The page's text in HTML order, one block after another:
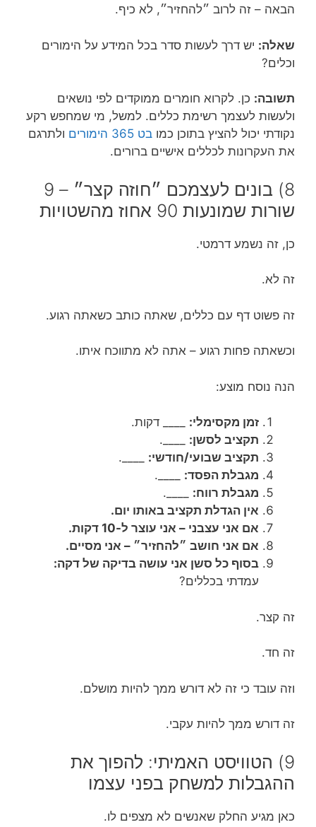
הבאה – זה לרוב ״להחזיר״, לא כיף.
שאלה: יש דרך לעשות סדר בכל המידע על הימורים
וכלים?
תשובה: כן. לקרוא חומרים ממוקדים לפי נושאים
ולעשות לעצמך רשימת כללים. למשל, מי שמחפש רקע
נקודתי יכול להציץ בתוכן כמו בט 365 הימורים
ולתרגם
את העקרונות לכללים אישיים ברורים.
8) בונים לעצמכם ״חוזה קצר״ – 9
שורות שמונעות 90 אחוז מהשטויות
כן, זה נשמע דרמטי.
זה לא.
זה פשוט דף עם כללים, שאתה כותב כשאתה רגוע.
וכשאתה פחות רגוע – אתה לא מתווכח איתו.
הנה נוסח מוצע:
זמן מקסימלי: ____ דקות.
תקציב לסשן: ____.
תקציב שבועי/חודשי: ____.
מגבלת הפסד: ____.
מגבלת רווח: ____.
אין הגדלת תקציב באותו יום.
אם אני עצבני – אני עוצר ל-10 דקות.
אם אני חושב ״להחזיר״ – אני מסיים.
בסוף כל סשן אני עושה בדיקה של דקה:
עמדתי בכללים?
זה קצר.
זה חד.
וזה עובד כי זה לא דורש ממך להיות מושלם.
זה דורש ממך להיות עקבי.
9) הטוויסט האמיתי: להפוך את
ההגבלות למשחק בפני עצמו
כאן מגיע החלק שאנשים לא מצפים לו.